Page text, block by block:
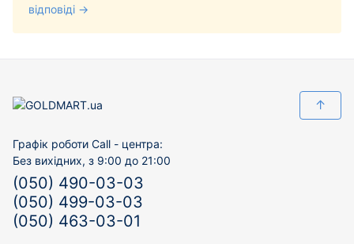
відповіді →
↑
Графік роботи Call - центра:
Без вихідних, з 9:00 до 21:00
(050) 490-03-03
(050) 499-03-03
(050) 463-03-01